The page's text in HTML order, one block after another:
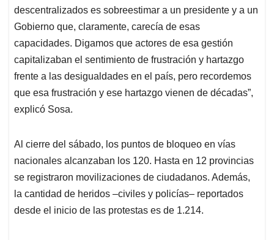
descentralizados es sobreestimar a un presidente y a un
Gobierno que, claramente, carecía de esas
capacidades. Digamos que actores de esa gestión
capitalizaban el sentimiento de frustración y hartazgo
frente a las desigualdades en el país, pero recordemos
que esa frustración y ese hartazgo vienen de décadas”,
explicó Sosa.
Al cierre del sábado, los puntos de bloqueo en vías
nacionales alcanzaban los 120. Hasta en 12 provincias
se registraron movilizaciones de ciudadanos. Además,
la cantidad de heridos –civiles y policías– reportados
desde el inicio de las protestas es de 1.214.